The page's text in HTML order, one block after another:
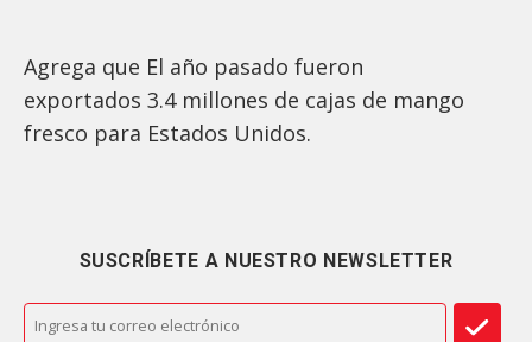
Agrega que El año pasado fueron
exportados 3.4 millones de cajas de mango
fresco para Estados Unidos.
SUSCRÍBETE A NUESTRO NEWSLETTER